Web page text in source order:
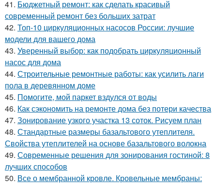
41. Бюджетный ремонт: как сделать красивый
современный ремонт без больших затрат
42. Топ-10 циркуляционных насосов России: лучшие
модели для вашего дома
43. Уверенный выбор: как подобрать циркуляционный
насос для дома
44. Строительные ремонтные работы: как усилить лаги
пола в деревянном доме
45. Помогите, мой паркет вздулся от воды
46. Как сэкономить на ремонте дома без потери качества
47. Зонирование узкого участка 13 соток. Рисуем план
48. Стандартные размеры базальтового утеплителя.
Свойства утеплителей на основе базальтового волокна
49. Современные решения для зонирования гостиной: 8
лучших способов
50. Все о мембранной кровле. Кровельные мембраны: